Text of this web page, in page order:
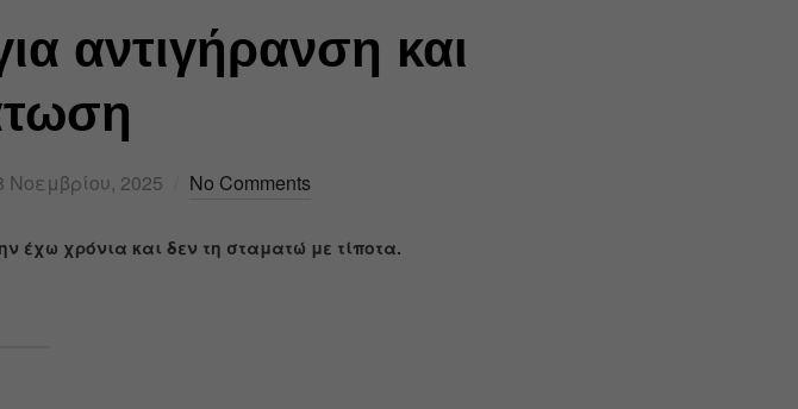
αντιγήρανση και
Νοεμβρίου, 2025 No Comments
έχω χρόνια και δεν τη σταματώ με τίποτα.